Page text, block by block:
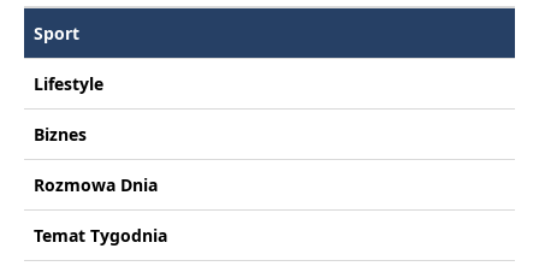
Sport
Lifestyle
Biznes
Rozmowa Dnia
Temat Tygodnia